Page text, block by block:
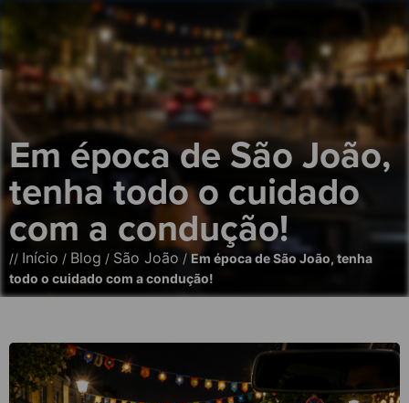
Em época de São João,
tenha todo o cuidado
com a condução!
// Início / Blog / São João /Em época de São João, tenha
todo o cuidado com a condução!